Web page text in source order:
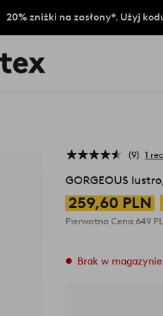
20% zniżki na zasłony*. Użyj
9 1
GORGEOUS
259,60 PLN
Pierwotna Cena649
Brak w magazynie